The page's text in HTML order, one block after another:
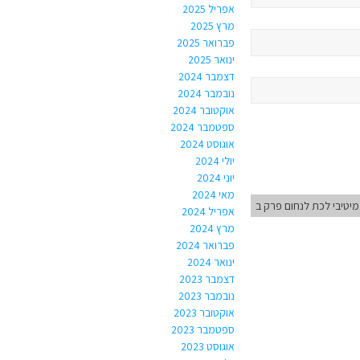
לכת לנחום פרק ב
אפריל 2025
מרץ 2025
פברואר 2025
ינואר 2025
דצמבר 2024
נובמבר 2024
אוקטובר 2024
ספטמבר 2024
אוגוסט 2024
יולי 2024
יוני 2024
מאי 2024
אפריל 2024
מרץ 2024
פברואר 2024
ינואר 2024
דצמבר 2023
נובמבר 2023
אוקטובר 2023
ספטמבר 2023
אוגוסט 2023